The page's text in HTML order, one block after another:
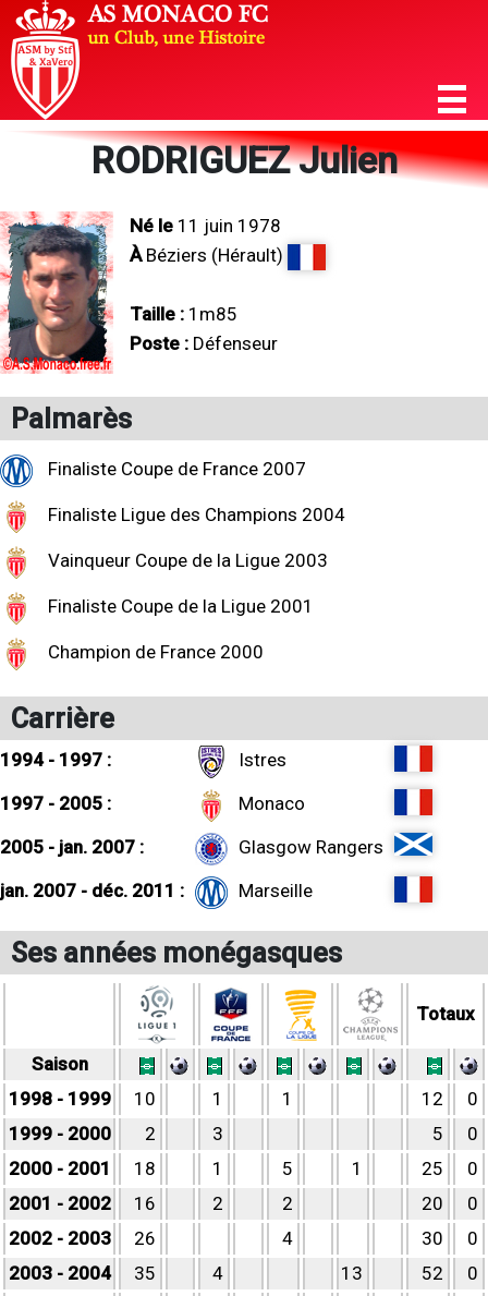
RODRIGUEZ Julien
Né le 11 juin 1978
ÀBéziers (Hérault)
Taille : 1m85
Poste : Défenseur
Palmarès
Finaliste Coupe de France 2007
Finaliste Ligue des Champions 2004
Vainqueur Coupe de la Ligue 2003
Finaliste Coupe de la Ligue 2001
Champion de France 2000
Carrière
1994 - 1997 :
Istres
1997 - 2005 :
Monaco
2005 - jan. 2007 :
Glasgow Rangers
jan. 2007 - déc. 2011 :
Marseille
Ses années monégasques
Totaux
Saison
1998 - 1999
10 1 1 12
0
1999 - 2000
2 3 5
0
2000 - 2001
18 1 5 1 25
0
2001 - 2002
16 2 2 20
0
2002 - 2003
26 4 30
0
2003 - 2004
35 4 13 52
0